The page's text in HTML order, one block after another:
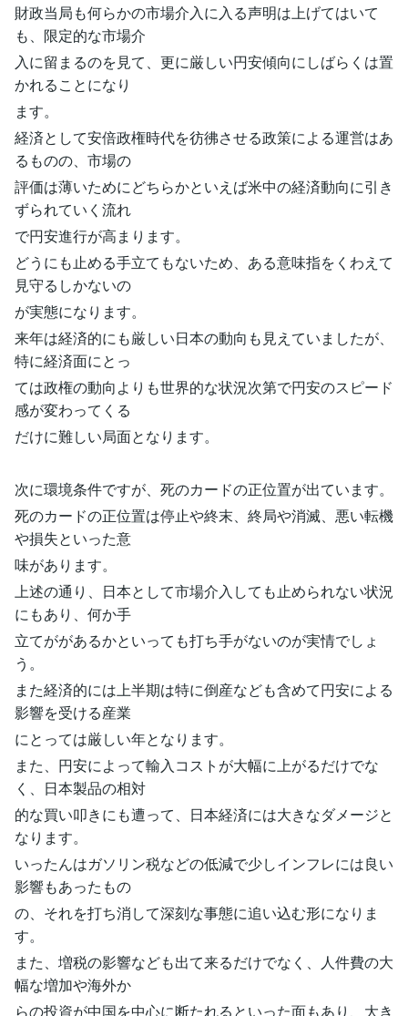
財政当局も何らかの市場介入に入る声明は上げてはいて
も、限定的な市場介
入に留まるのを見て、更に厳しい円安傾向にしばらくは置
かれることになり
ます。
経済として安倍政権時代を彷彿させる政策による運営はあ
るものの、市場の
評価は薄いためにどちらかといえば米中の経済動向に引き
ずられていく流れ
で円安進行が高まります。
どうにも止める手立てもないため、ある意味指をくわえて
見守るしかないの
が実態になります。
来年は経済的にも厳しい日本の動向も見えていましたが、
特に経済面にとっ
ては政権の動向よりも世界的な状況次第で円安のスピード
感が変わってくる
だけに難しい局面となります。
次に環境条件ですが、死のカードの正位置が出ています。
死のカードの正位置は停止や終末、終局や消滅、悪い転機
や損失といった意
味があります。
上述の通り、日本として市場介入しても止められない状況
にもあり、何か手
立てががあるかといっても打ち手がないのが実情でしょ
う。
また経済的には上半期は特に倒産なども含めて円安による
影響を受ける産業
にとっては厳しい年となります。
また、円安によって輸入コストが大幅に上がるだけでな
く、日本製品の相対
的な買い叩きにも遭って、日本経済には大きなダメージと
なります。
いったんはガソリン税などの低減で少しインフレには良い
影響もあったもの
の、それを打ち消して深刻な事態に追い込む形になりま
す。
また、増税の影響なども出て来るだけでなく、人件費の大
幅な増加や海外か
らの投資が中国を中心に断たれるといった面もあり、大き